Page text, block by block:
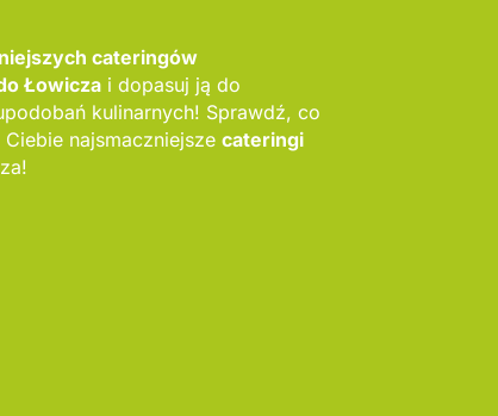
cateringów
Łowiczai dopasuj ją do
kulinarnych! Sprawdź, co
najsmaczniejsze cateringi